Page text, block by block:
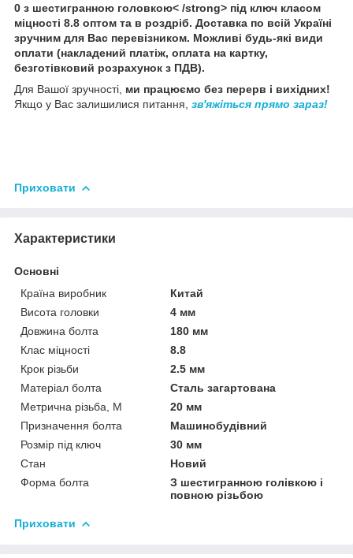
0 з шестигранною головкою< /strong> під ключ класом
міцності 8.8 оптом та в роздріб. Доставка по всій Україні
зручним для Вас перевізником. Можливі будь-які види
оплати (накладений платіж, оплата на картку,
безготівковий розрахунок з ПДВ).
Для Вашої зручності, ми працюємо без перерв і вихідних!
Якщо у Вас залишилися питання, зв'яжіться прямо зараз!
Приховати
Характеристики
Основні
Країна виробник
Китай
Висота головки
4 мм
Довжина болта
180 мм
Клас міцності
8.8
Крок різьби
2.5 мм
Матеріал болта
Сталь загартована
Метрична різьба, М
20 мм
Призначення болта
Машинобудівний
Розмір під ключ
30 мм
Стан
Новий
Форма болта
З шестигранною голівкою і
повною різьбою
Приховати